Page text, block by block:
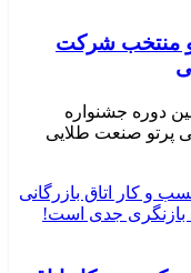
و منتخب شرکت
۲۵ آذرماه پنجمین دوره جشنواره
پرتو صنعت طلایی